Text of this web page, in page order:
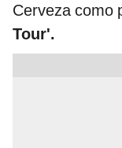
Cerveza como
Tour'.